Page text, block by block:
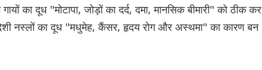
का दूध "मोटापा, जोड़ों का दर्द, दमा, मानसिक बीमारी" को ठीक कर
नस्लों का दूध "मधुमेह, कैंसर, हृदय रोग और अस्थमा" का कारण बन